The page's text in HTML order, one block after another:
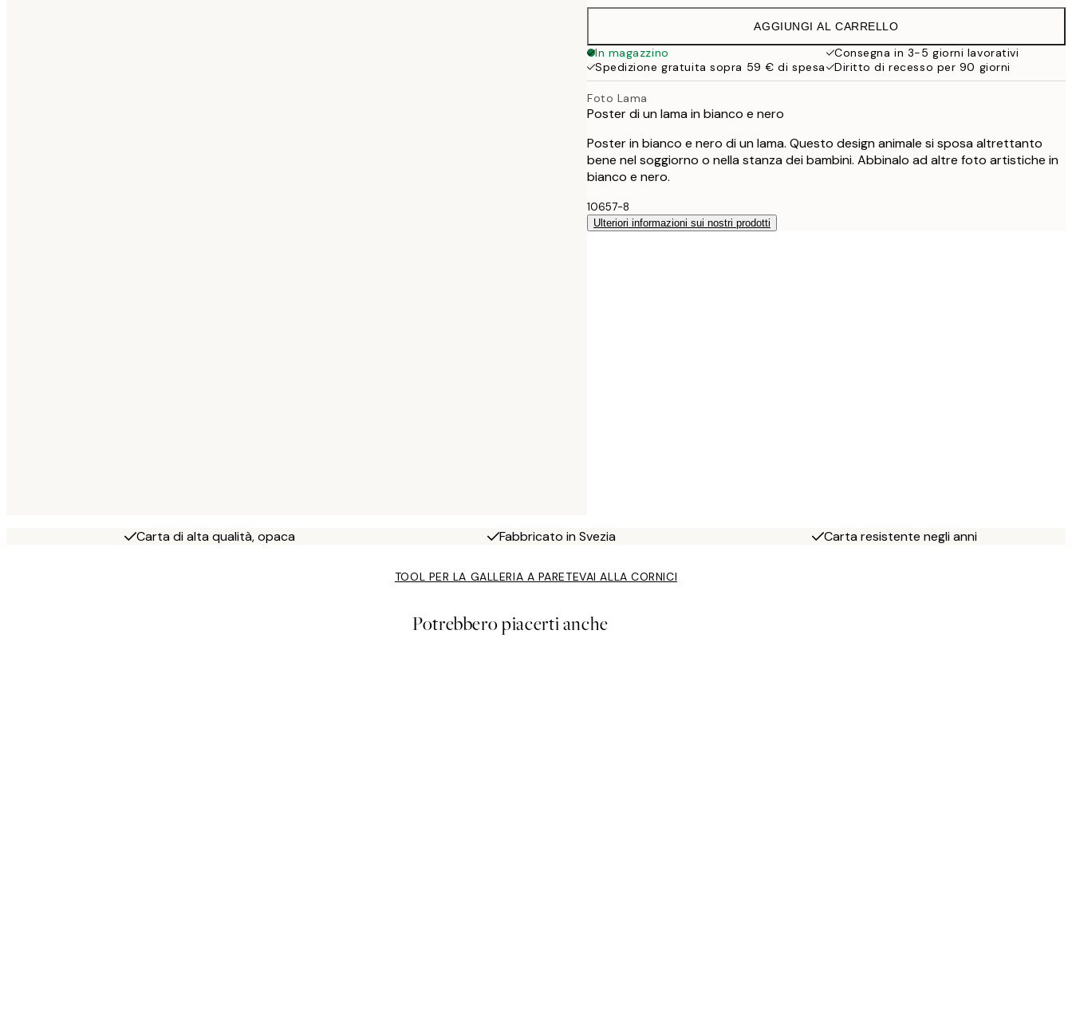
AGGIUNGI AL CARRELLO
In magazzino
Consegna in 3-5 giorni lavorativi
Spedizione gratuita sopra 59 € di spesa
Diritto di recesso per 90 giorni
Foto Lama
Poster di un lama in bianco e nero
Poster in bianco e nero di un lama. Questo design animale si sposa altrettanto
bene nel soggiorno o nella stanza dei bambini. Abbinalo ad altre foto artistiche in
bianco e nero.
10657-8
Ulteriori informazioni sui nostri prodotti
Carta di alta qualità, opaca Fabbricato in Svezia Carta resistente negli anni
TOOL PER LA GALLERIA A PARETEVAI ALLA CORNICI
Potrebbero piacerti anche